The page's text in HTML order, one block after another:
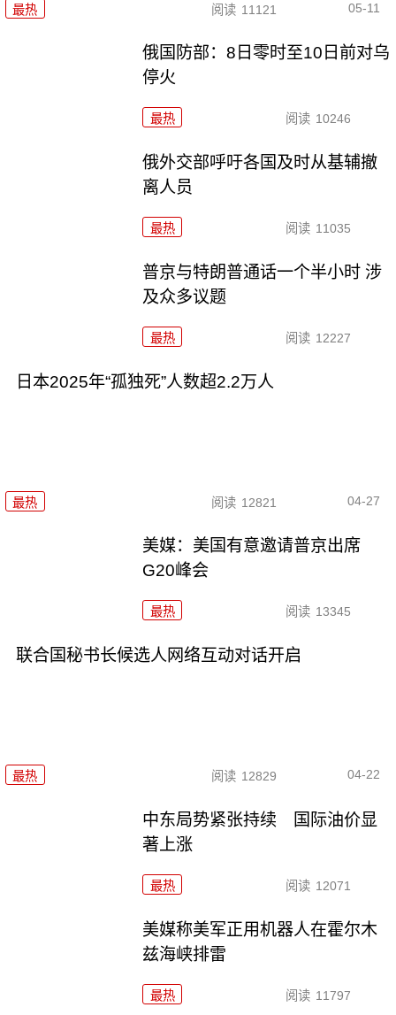
最热 阅读 11121 05-11
俄国防部：8日零时至10日前对乌
停火
最热 阅读 10246
俄外交部呼吁各国及时从基辅撤
离人员
最热 阅读 11035
普京与特朗普通话一个半小时 涉
及众多议题
最热 阅读 12227
日本2025年“孤独死”人数超2.2万人
最热 阅读 12821 04-27
美媒：美国有意邀请普京出席
G20峰会
最热 阅读 13345
联合国秘书长候选人网络互动对话开启
最热 阅读 12829 04-22
中东局势紧张持续 国际油价显
著上涨
最热 阅读 12071
美媒称美军正用机器人在霍尔木
兹海峡排雷
最热 阅读 11797